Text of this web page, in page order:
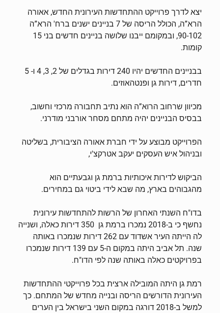
יצא לדרך פרוייקט ההתחדשות העירונית החדש, אאורה
הרא”ה, הכולל הריסה של 7 בניינים ישנים ברח' הרא”ה
90-102, ובמקומם ייבנו שלושה בניינים חדשים בני 15
קומות.
בבניינים החדשים יהיו 240 דירות בגדלים של 2, 3, 4 ו- 5
חדרים, דירות גן ופנטהאוזים.
מכיוון שרחוב הרוא”ה הוא נתיב תחבורה מרכזי וחשוב,
בבסיס הבניינים יהיה מתחם מסחר אורבני מודרני.
הפרוייקט מבוצע על ידי חברת אאורה הציבורית, בשליטה
ובניהול איש העסקים יעקב אטרקצ'י,
הביקוש לדירות איכותיות ברמת גן וגבעתיים הוא
מהגבוהים בארץ, מה שבא לידי ביטוי גם במחירים.
בדו"ח השנתי האחרון של הרשות להתחדשות עירונית
נחשף כי ב-2018 נמכרו ברמת גן 350 דירות כאלה, ושנייה
לה הייתה העיר אשדוד עם 262 דירות שנמכרו באותה
שנה. תל אביב היתה במקום ה-5 עם 139 דירות שנמכרו
בפרויקטים כאלה באותה שנה לפי הדו"ח.
רמת גן היתה המובילה ארצית בכל פרוייקטי ההתחדשות
העירונית הדורשים הריסה ובנייה מחדש של המתחם. כך
למשל ב-2018 דורגה במקום השני בישראל בין הערים